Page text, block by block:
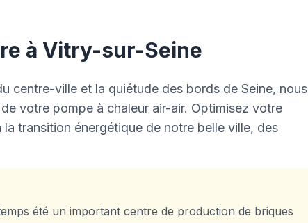
à Vitry-sur-Seine
centre-ville et la quiétude des bords de Seine, nous
votre pompe à chaleur air-air. Optimisez votre
transition énergétique de notre belle ville, des
été un important centre de production de briques